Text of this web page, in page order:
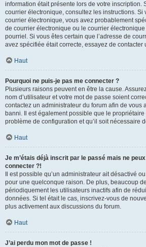
information était présente lors de votre inscription.
courrier électronique, consultez les instructions. Si
courrier électronique, vous avez probablement
de courrier électronique ou le courrier
pourriel. Si vous êtes certain que l’adresse de
avez spécifiée était correcte, essayez de contacter
Haut
Pourquoi ne puis-je pas me connecter ?
Plusieurs raisons peuvent en être la cause.
nom d’utilisateur et votre mot de passe soient
contactez un administrateur du forum afin de vous
banni. Il est également possible que le
problème de configuration et qu’il soit nécessaire
Haut
Je m’étais déjà inscrit par le passé mais ne
connecter ?!
Il est possible qu’un administrateur ait désactivé
pour une quelconque raison. De plus, beaucoup
périodiquement les utilisateurs inactifs afin de
données. Si tel était le cas, inscrivez-vous de
plus activement aux discussions du forum.
Haut
J’ai perdu mon mot de passe !